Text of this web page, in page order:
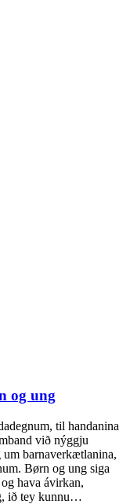
og ung
til handanina
við nýggju
barnaverkætlanina,
Børn og ung siga
hava ávirkan,
ið tey kunnu…